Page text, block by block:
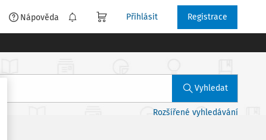
Nápověda Přihlásit Registrace
Vyhledat
Rozšířené vyhledávání